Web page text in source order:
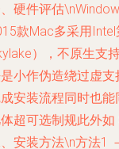
硬件评估
款Mac多采用
），不原生支
小作伪造绕过虚
安装流程同时也
超可选制规此外
安装方法\n方法1